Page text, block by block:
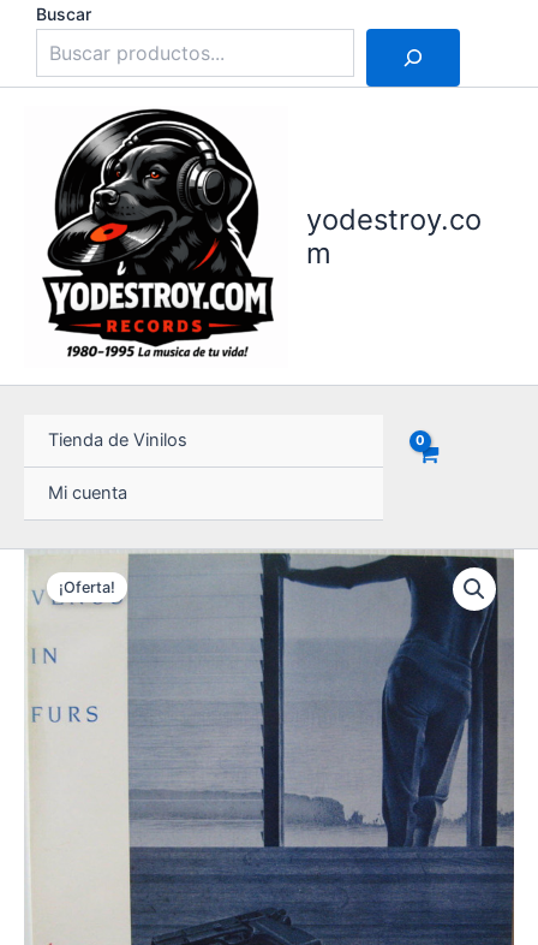
contenido
Buscar
yodestroy.co
m
Tienda de Vinilos
Mi cuenta
¡Oferta!